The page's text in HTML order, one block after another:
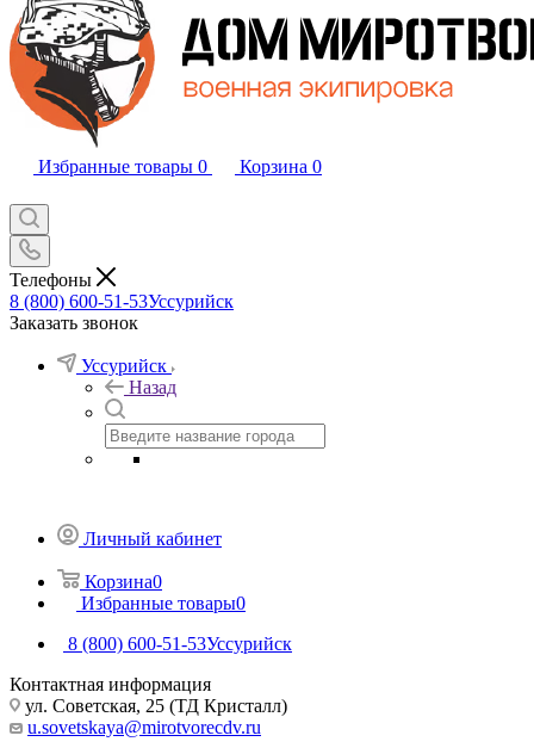
Избранные товары 0 Корзина 0
Телефоны
8 (800) 600-51-53Уссурийск
Заказать звонок
Уссурийск
Назад
Личный кабинет
Корзина0
Избранные товары0
8 (800) 600-51-53Уссурийск
Контактная информация
ул. Советская, 25 (ТД Кристалл)
u.sovetskaya@mirotvorecdv.ru